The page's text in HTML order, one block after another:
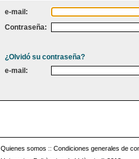
e-mail:
Contraseña:
¿Olvidó su contraseña?
e-mail:
Quienes somos :: Condiciones generales de